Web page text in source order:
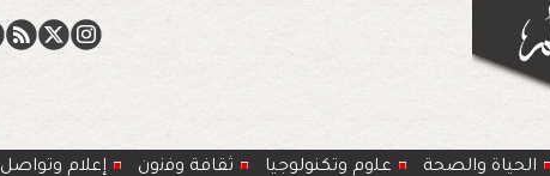
الحياة والصحة ﻋﻠوم وتكنولوجيا ﺛﻘﺎﻓﺔ وﻓﻧون
إعلام وتواصل